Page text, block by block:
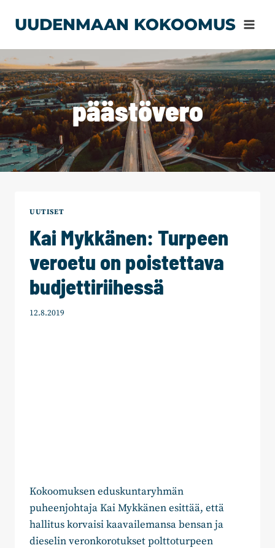
sisältöön
UUDENMAAN KOKOOMUS
päästövero
UUTISET
Kai Mykkänen: Turpeen
veroetu on poistettava
budjettiriihessä
12.8.2019
Kokoomuksen eduskuntaryhmän
puheenjohtaja Kai Mykkänen esittää, että
hallitus korvaisi kaavailemansa bensan ja
dieselin veronkorotukset polttoturpeen